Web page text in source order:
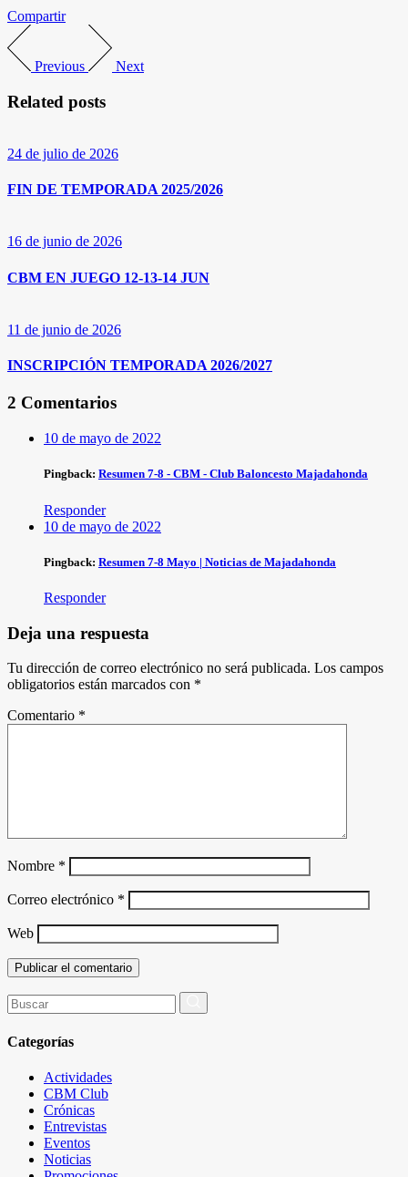
Compartir
Previous Next
Related posts
24 de julio de 2026
FIN DE TEMPORADA 2025/2026
16 de junio de 2026
CBM EN JUEGO 12-13-14 JUN
11 de junio de 2026
INSCRIPCIÓN TEMPORADA 2026/2027
2 Comentarios
10 de mayo de 2022
Pingback: Resumen 7-8 - CBM - Club Baloncesto Majadahonda
Responder
10 de mayo de 2022
Pingback: Resumen 7-8 Mayo | Noticias de Majadahonda
Responder
Deja una respuesta
Tu dirección de correo electrónico no será publicada. Los campos
obligatorios están marcados con *
Comentario *
Nombre *
Correo electrónico *
Web
Buscar
por:
Categorías
Actividades
CBM Club
Crónicas
Entrevistas
Eventos
Noticias